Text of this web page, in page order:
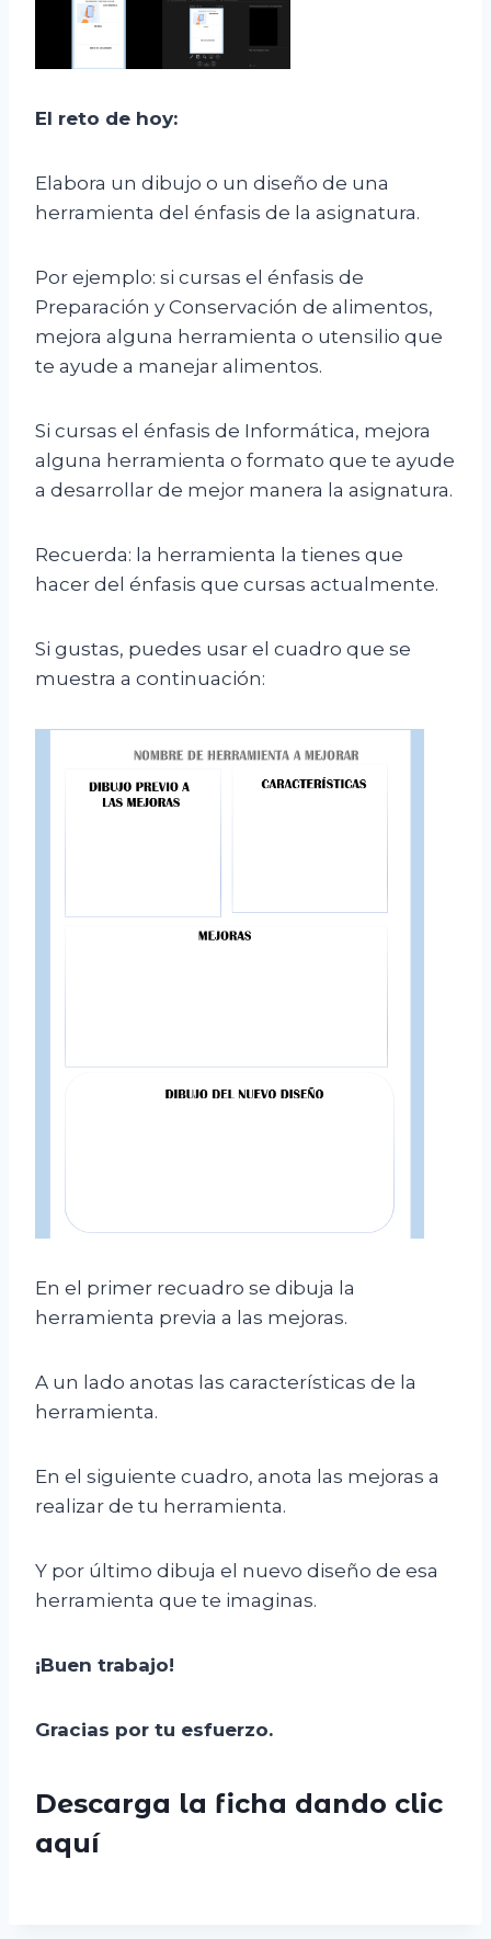
El reto de hoy:
Elabora un dibujo o un diseño de una
herramienta del énfasis de la asignatura.
Por ejemplo: si cursas el énfasis de
Preparación y Conservación de alimentos,
mejora alguna herramienta o utensilio que
te ayude a manejar alimentos.
Si cursas el énfasis de Informática, mejora
alguna herramienta o formato que te ayude
a desarrollar de mejor manera la asignatura.
Recuerda: la herramienta la tienes que
hacer del énfasis que cursas actualmente.
Si gustas, puedes usar el cuadro que se
muestra a continuación:
En el primer recuadro se dibuja la
herramienta previa a las mejoras.
A un lado anotas las características de la
herramienta.
En el siguiente cuadro, anota las mejoras a
realizar de tu herramienta.
Y por último dibuja el nuevo diseño de esa
herramienta que te imaginas.
¡Buen trabajo!
Gracias por tu esfuerzo.
Descarga la ficha dando clic
aquí